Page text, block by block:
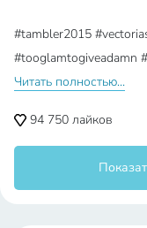
#tambler2015
#tooglamtogiveadamn
Читать полностью...
94 750 лайков